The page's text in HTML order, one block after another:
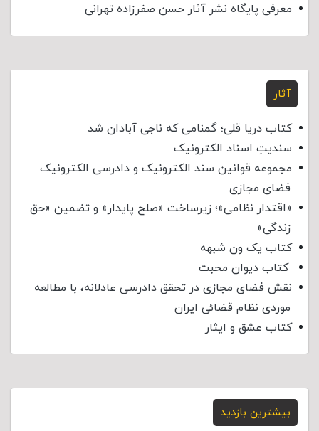
معرفی پایگاه نشر آثار حسن صفرزاده تهرانی
آثار
کتاب دریا قلی؛ گمنامی که ناجی آبادان شد
سندیتِ اسناد الکترونیک
مجموعه قوانین سند الکترونیک و دادرسی الکترونیک
فضای مجازی
«اقتدار نظامی»؛ زیرساخت «صلح پایدار» و تضمین «حق
زندگی»
کتاب یک ون شبهه
کتاب دیوان محبت
نقش فضای مجازی در تحقق دادرسی عادلانه، با مطالعه
موردی نظام قضائی ایران
کتاب عشق و ایثار
بیشترین بازدید